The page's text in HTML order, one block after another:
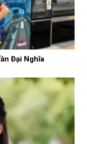
Đại Nghĩa